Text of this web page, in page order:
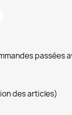
passées
des articles)